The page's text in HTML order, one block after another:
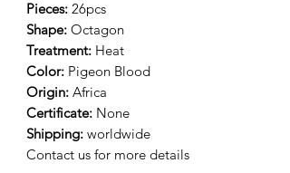
Pieces: 26pcs
Shape: Octagon
Treatment: Heat
Color: Pigeon Blood
Origin: Africa
Certificate: None
Shipping: worldwide
Contact us for more details